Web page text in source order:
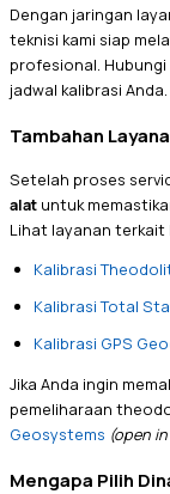
Dengan jaringan
teknisi kami siap
profesional.
jadwal kalibrasi Anda.
Tambahan
Setelah proses
alat untuk
Lihat layanan terkait
Kalibrasi
Kalibrasi Total
Kalibrasi GPS
Jika Anda ingin
pemeliharaan
Geosystems (open
Mengapa Pilih